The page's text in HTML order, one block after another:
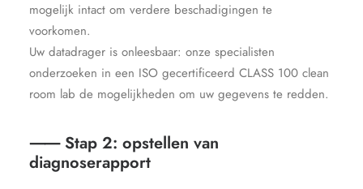
mogelijk intact om verdere beschadigingen te
voorkomen.
Uw datadrager is onleesbaar: onze specialisten
onderzoeken in een ISO gecertificeerd CLASS 100 clean
room lab de mogelijkheden om uw gegevens te redden.
⸺ Stap 2: opstellen van
diagnoserapport